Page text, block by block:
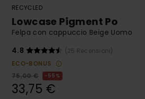
RECYCLED
Lowcase Pigment Po
Felpa con cappuccio Beige Uomo
4.8
(25 Recensioni)
ECO-BONUS
75,00 €
55%
33,75 €